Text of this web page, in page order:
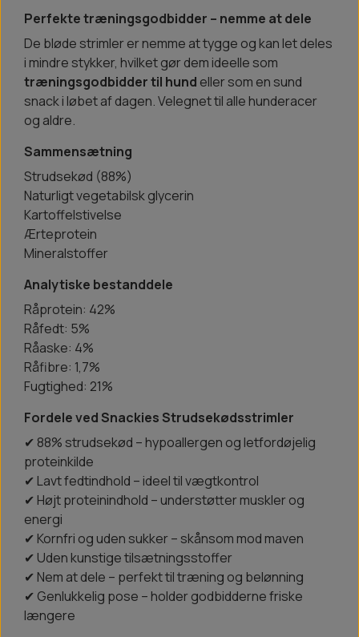
Perfekte træningsgodbidder – nemme at dele
De bløde strimler er nemme at tygge og kan let deles
i mindre stykker, hvilket gør dem ideelle som
træningsgodbidder til hund eller som en sund
snack i løbet af dagen. Velegnet til alle hunderacer
og aldre.
Sammensætning
Strudsekød (88%)
Naturligt vegetabilsk glycerin
Kartoffelstivelse
Ærteprotein
Mineralstoffer
Analytiske bestanddele
Råprotein: 42%
Råfedt: 5%
Råaske: 4%
Råfibre: 1,7%
Fugtighed: 21%
Fordele ved Snackies Strudsekødsstrimler
✔ 88% strudsekød – hypoallergen og letfordøjelig
proteinkilde
✔ Lavt fedtindhold – ideel til vægtkontrol
✔ Højt proteinindhold – understøtter muskler og
energi
✔ Kornfri og uden sukker – skånsom mod maven
✔ Uden kunstige tilsætningsstoffer
✔ Nem at dele – perfekt til træning og belønning
✔ Genlukkelig pose – holder godbidderne friske
længere